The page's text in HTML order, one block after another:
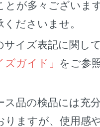
とが多々ございま
くださいませ。
サイズ表記に関し
ズガイド」 をご参
ス品の検品には充
りますが、使用感